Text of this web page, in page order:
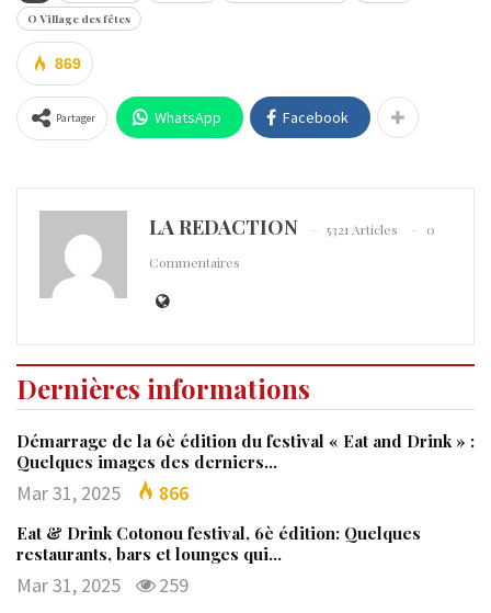
O Village des fêtes
869
Partager WhatsApp Facebook
LA REDACTION 5321 Articles
0
Commentaires
Dernières informations
Démarrage de la 6è édition du festival « Eat and Drink » :
Quelques images des derniers…
Mar 31, 2025 866
Eat & Drink Cotonou festival, 6è édition: Quelques
restaurants, bars et lounges qui…
Mar 31, 2025 259